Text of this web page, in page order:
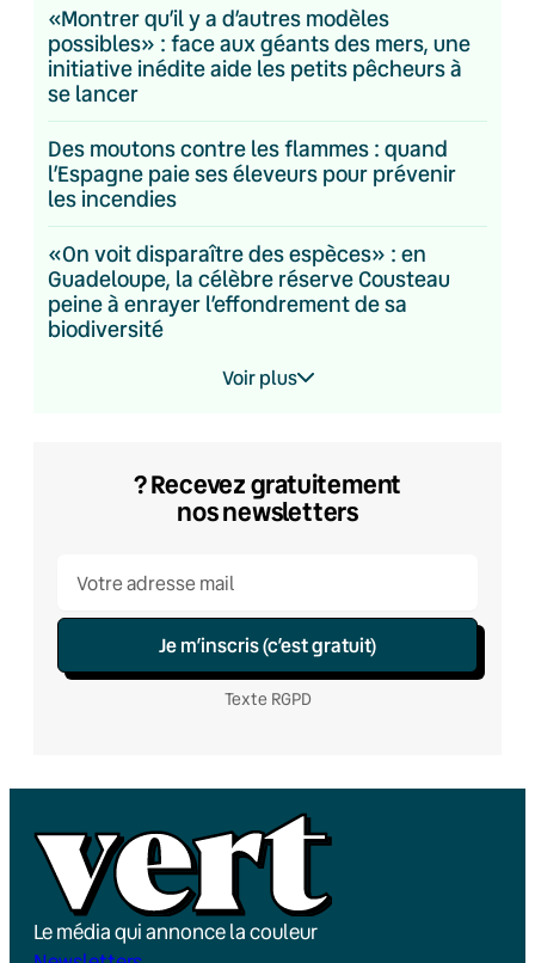
«Montrer qu’il y a d’autres modèles
possibles» : face aux géants des mers, une
initiative inédite aide les petits pêcheurs à
se lancer
Des moutons contre les flammes : quand
l’Espagne paie ses éleveurs pour prévenir
les incendies
«On voit disparaître des espèces» : en
Guadeloupe, la célèbre réserve Cousteau
peine à enrayer l’effondrement de sa
biodiversité
Voir plus
? Recevez gratuitement
nos newsletters
Je m’inscris (c’est gratuit)
Texte RGPD
Le média qui annonce la couleur